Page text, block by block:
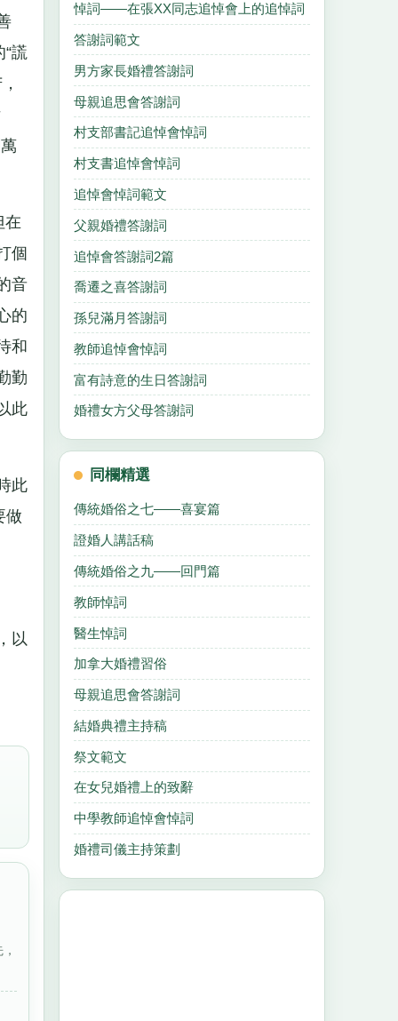
謊
在
個
音
的
和
勤
此
此
做
以
悼詞——在張ΧΧ同志追悼會上的追悼詞
答謝詞範文
男方家長婚禮答謝詞
母親追思會答謝詞
村支部書記追悼會悼詞
村支書追悼會悼詞
追悼會悼詞範文
父親婚禮答謝詞
追悼會答謝詞2篇
喬遷之喜答謝詞
孫兒滿月答謝詞
教師追悼會悼詞
富有詩意的生日答謝詞
婚禮女方父母答謝詞
同欄精選
傳統婚俗之七——喜宴篇
證婚人講話稿
傳統婚俗之九——回門篇
教師悼詞
醫生悼詞
加拿大婚禮習俗
母親追思會答謝詞
結婚典禮主持稿
祭文範文
在女兒婚禮上的致辭
中學教師追悼會悼詞
婚禮司儀主持策劃